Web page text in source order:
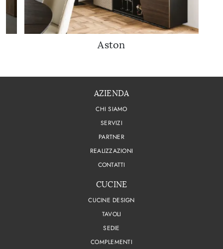
Aston
AZIENDA
CHI SIAMO
SERVIZI
PARTNER
REALIZZAZIONI
CONTATTI
CUCINE
CUCINE DESIGN
TAVOLI
SEDIE
COMPLEMENTI